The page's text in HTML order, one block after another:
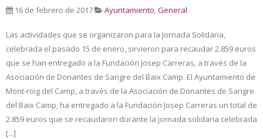
16 de febrero de 2017 Ayuntamiento General
Las actividades que se organizaron para la Jornada Solidaria,
celebrada el pasado 15 de enero, sirvieron para recaudar 2.859 euros
que se han entregado a la Fundación Josep Carreras, a través de la
Asociación de Donantes de Sangre del Baix Camp. El Ayuntamiento de
Mont-roig del Camp, a través de la Asociación de Donantes de Sangre
del Baix Camp, ha entregado a la Fundación Josep Carreras un total de
2.859 euros que se recaudaron durante la jornada solidaria celebrada
[...]